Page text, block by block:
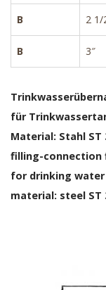
B 2 1/
B 3″
für
Material: Stahl ST
filling-connection
for drinking
material: steel ST